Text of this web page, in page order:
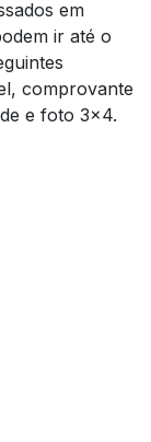
em
ir até o
comprovante
e foto 3×4.